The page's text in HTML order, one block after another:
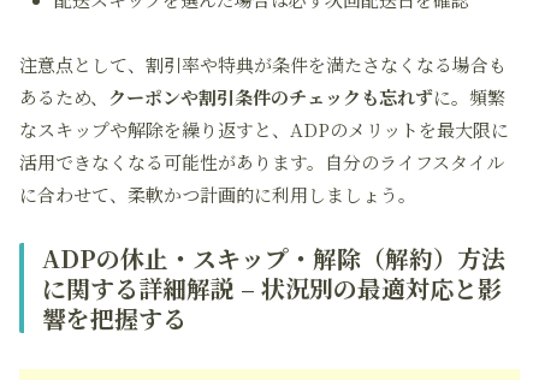
注意点として、割引率や特典が条件を満たさなくなる場合も
あるため、 クーポンや割引条件のチェックも忘れずに。頻繁
なスキップや解除を繰り返すと、ADPのメリットを最大限に
活用できなくなる可能性があります。自分のライフスタイル
に合わせて、柔軟かつ計画的に利用しましょう。
ADPの休止・スキップ・解除（解約）方法
に関する詳細解説 – 状況別の最適対応と影
響を把握する